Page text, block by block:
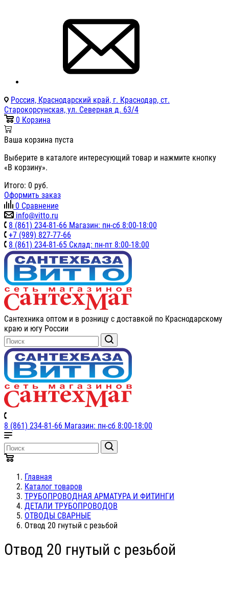
Россия, Краснодарский край, г. Краснодар, ст.
Старокорсунская, ул. Северная д. 63/4
0 Корзина
Ваша корзина пуста
Выберите в каталоге интересующий товар и нажмите кнопку
«В корзину».
Итого: 0 руб.
Оформить заказ
0 Сравнение
info@vitto.ru
8 (861) 234-81-66 Магазин: пн-сб 8:00-18:00
+7 (989) 827-77-66
8 (861) 234-81-65 Склад: пн-пт 8:00-18:00
Сантехника оптом и в розницу с доставкой по Краснодарскому
краю и югу России
8 (861) 234-81-66 Магазин: пн-сб 8:00-18:00
Главная
Каталог товаров
ТРУБОПРОВОДНАЯ АРМАТУРА И ФИТИНГИ
ДЕТАЛИ ТРУБОПРОВОДОВ
ОТВОДЫ СВАРНЫЕ
Отвод 20 гнутый с резьбой
Отвод 20 гнутый с резьбой